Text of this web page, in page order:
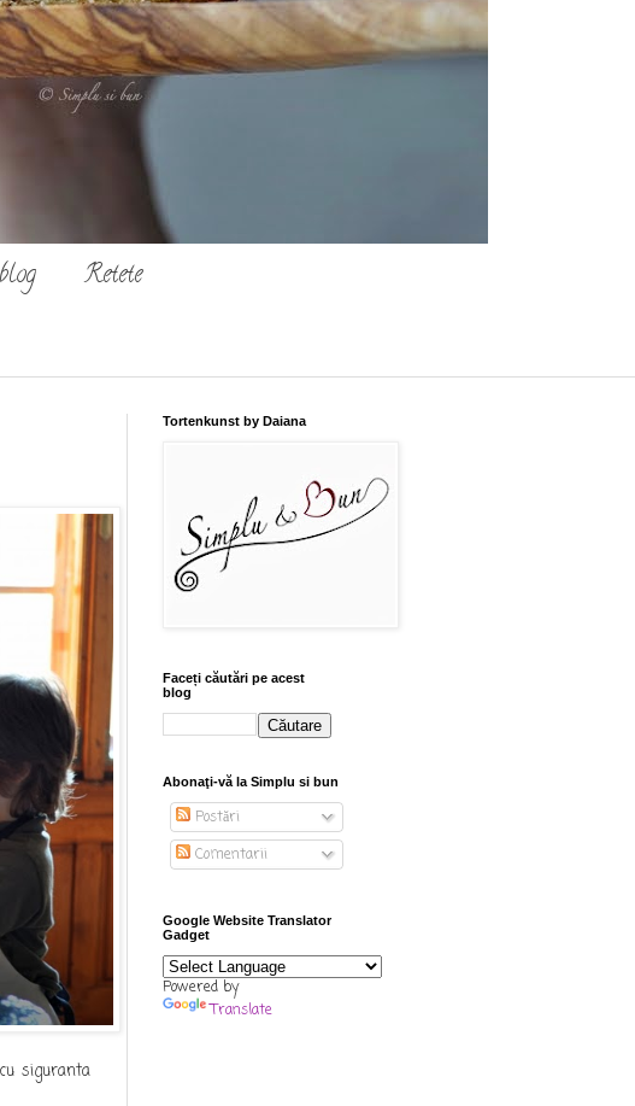
Retete
siguranta
Tortenkunst by Daiana
Faceți căutări pe acest
blog
Abonaţi-vă la Simplu si bun
Postări
Comentarii
Google Website Translator
Gadget
Powered by
Translate